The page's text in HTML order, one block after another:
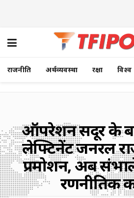
राजनीति अर्थव्यवस्था रक्षा विश्व
ऑपरेशन सिंदूर के
लेफ्टिनेंट जनरल
प्रमोशन, अब
रणनीतिक